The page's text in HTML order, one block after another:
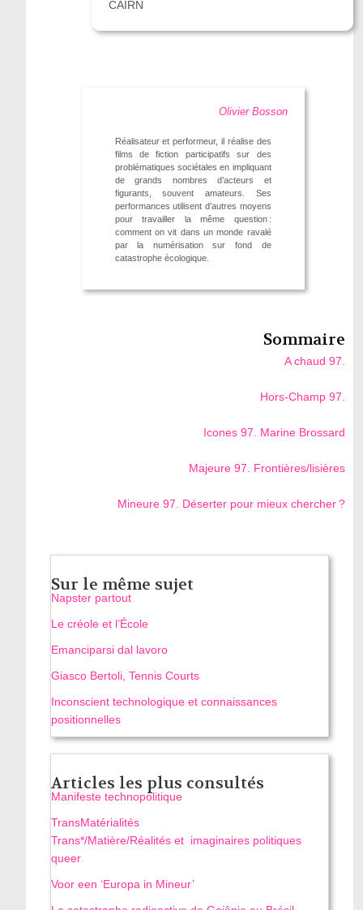
CAIRN
Olivier Bosson
Réalisateur et performeur, il réalise des
films de fiction participatifs sur des
problématiques sociétales en impliquant
de grands nombres d’acteurs et
figurants, souvent amateurs. Ses
performances utilisent d’autres moyens
pour travailler la même question :
comment on vit dans un monde ravalé
par la numérisation sur fond de
catastrophe écologique.
Sommaire
A chaud 97.
Hors-Champ 97.
Icones 97. Marine Brossard
Majeure 97. Frontières/lisières
Mineure 97. Déserter pour mieux chercher ?
Sur le même sujet
Napster partout
Le créole et l’École
Emanciparsi dal lavoro
Giasco Bertoli, Tennis Courts
Inconscient technologique et connaissances
positionnelles
Articles les plus consultés
Manifeste technopolitique
TransMatérialités
Trans*/Matière/Réalités et imaginaires politiques
queer
Voor een ‘Europa in Mineur’